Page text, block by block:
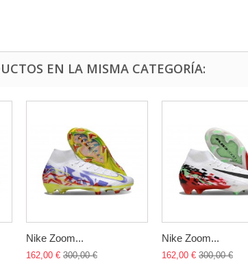
EN LA MISMA CATEGORÍA:
Nike Zoom...
162,00 € 300,00 €
Nike Zoom...
162,00 € 300,00 €